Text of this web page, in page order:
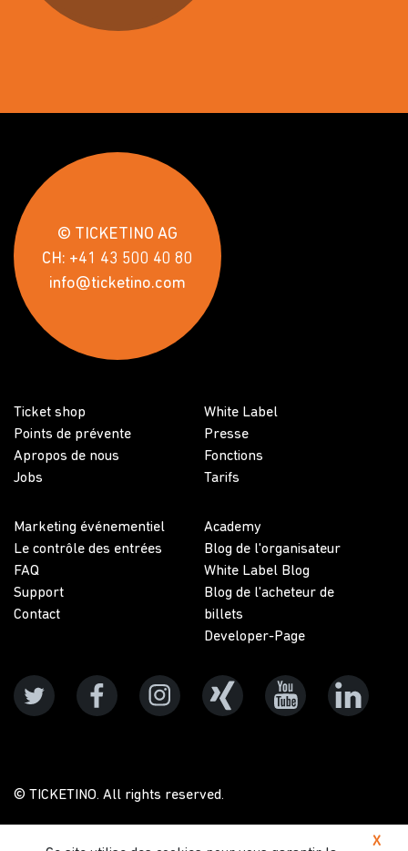
X
© TICKETINO AG
CH: +41 43 500 40 80
info@ticketino.com
Ticket shop
Points de prévente
Apropos de nous
Jobs
White Label
Presse
Fonctions
Tarifs
Marketing événementiel
Le contrôle des entrées
FAQ
Support
Contact
Academy
Blog de l'organisateur
White Label Blog
Blog de l'acheteur de
billets
Developer-Page
© TICKETINO. All rights reserved.
Protection des données Conditions générales